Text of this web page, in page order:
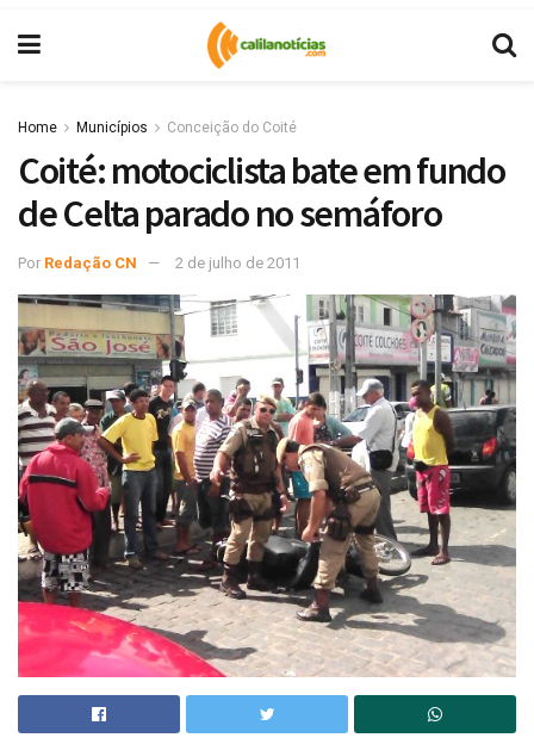
Home Municípios Conceição do Coité
Coité: motociclista bate em fundo
de Celta parado no semáforo
Por Redação CN 2 de julho de 2011